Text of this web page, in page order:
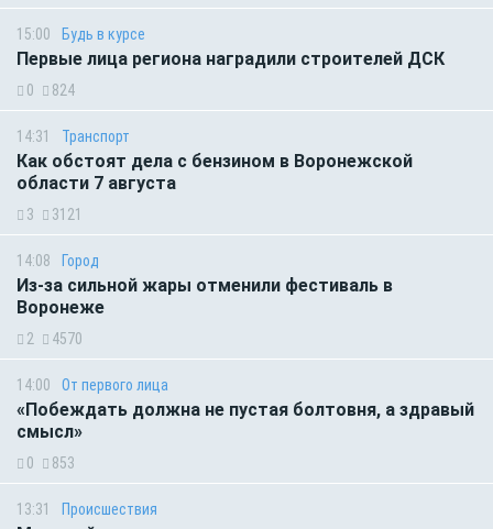
15:00 Будь в курсе
Первые лица региона наградили строителей ДСК
0 824
14:31 Транспорт
Как обстоят дела с бензином в Воронежской
области 7 августа
3 3121
14:08 Город
Из-за сильной жары отменили фестиваль в
Воронеже
2 4570
14:00 От первого лица
«Побеждать должна не пустая болтовня, а здравый
смысл»
0 853
13:31 Происшествия